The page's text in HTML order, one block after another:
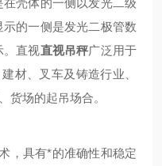
壳体的一侧以发光二级
的一侧是发光二极管数
。直视直视吊秤广泛用于
材、叉车及铸造行业、
货场的起吊场合。
，具有*的准确性和稳定